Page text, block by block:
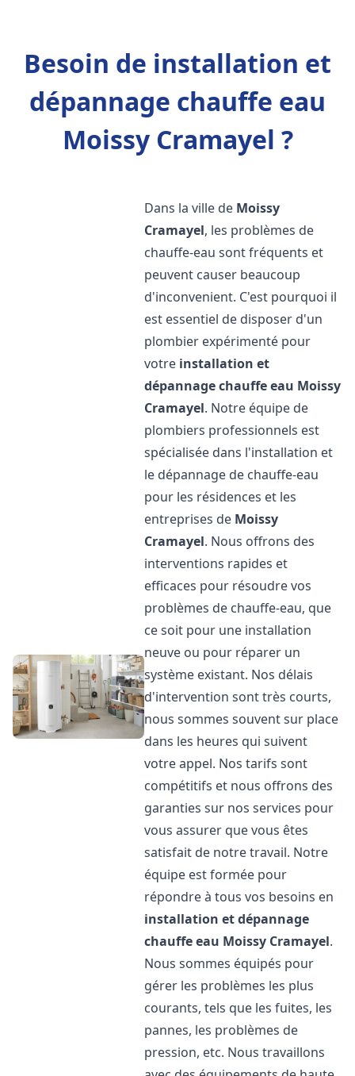
Besoin de installation et
dépannage chauffe eau
Moissy Cramayel ?
Dans la ville de Moissy
Cramayel, les problèmes de
chauffe-eau sont fréquents et
peuvent causer beaucoup
d'inconvenient. C'est pourquoi il
est essentiel de disposer d'un
plombier expérimenté pour
votre installation et
dépannage chauffe eau Moissy
Cramayel. Notre équipe de
plombiers professionnels est
spécialisée dans l'installation et
le dépannage de chauffe-eau
pour les résidences et les
entreprises de Moissy
Cramayel. Nous offrons des
interventions rapides et
efficaces pour résoudre vos
problèmes de chauffe-eau, que
ce soit pour une installation
neuve ou pour réparer un
système existant. Nos délais
d'intervention sont très courts,
nous sommes souvent sur place
dans les heures qui suivent
votre appel. Nos tarifs sont
compétitifs et nous offrons des
garanties sur nos services pour
vous assurer que vous êtes
satisfait de notre travail. Notre
équipe est formée pour
répondre à tous vos besoins en
installation et dépannage
chauffe eau Moissy Cramayel.
Nous sommes équipés pour
gérer les problèmes les plus
courants, tels que les fuites, les
pannes, les problèmes de
pression, etc. Nous travaillons